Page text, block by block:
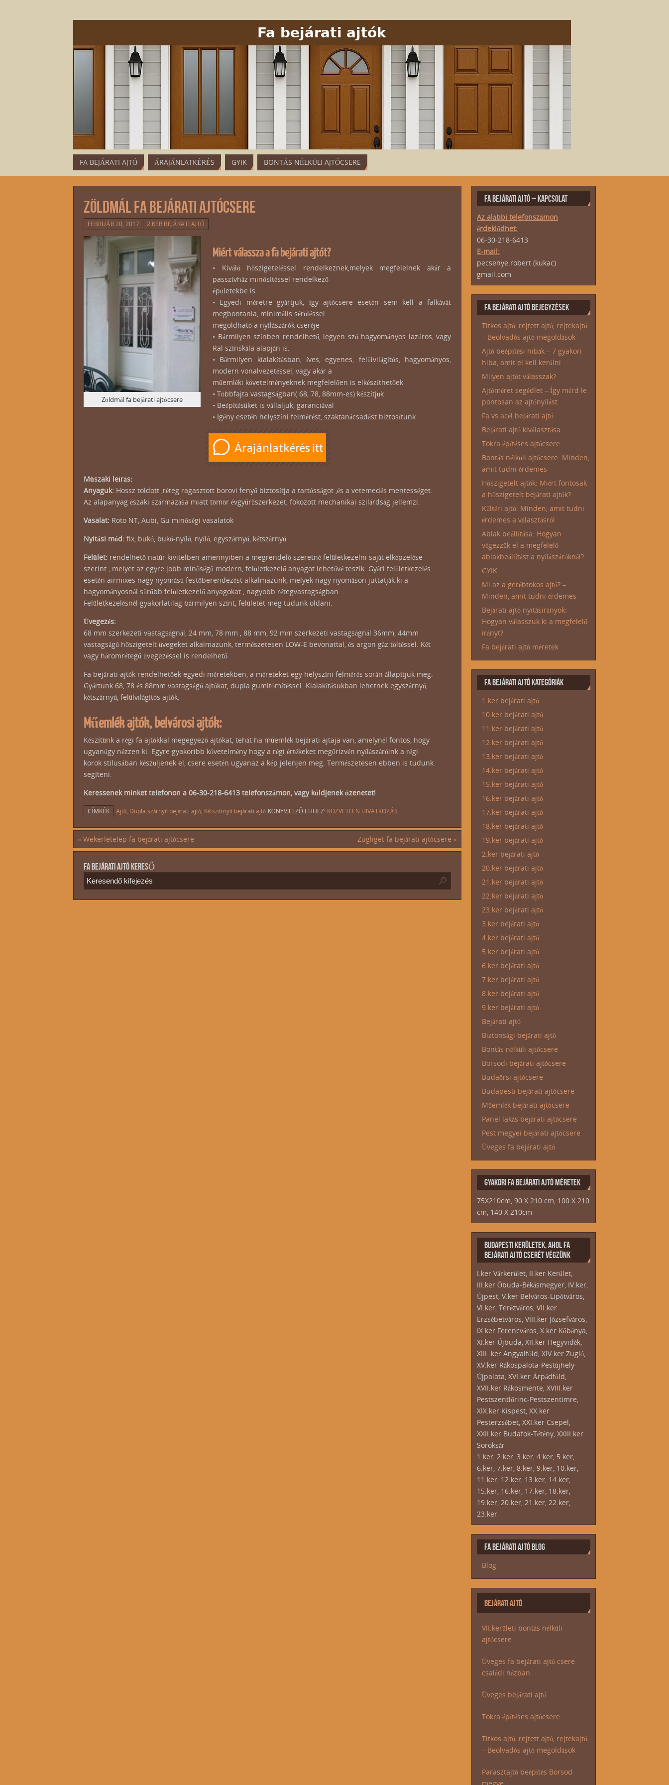
FA BEJÁRATI AJTÓ ÁRAJÁNLATKÉRÉS GYIK BONTÁS NÉLKÜLI AJTÓCSERE
Zöldmál fa bejárati ajtócsere
FEBRUÁR 20, 2017 2.KER BEJÁRATI AJTÓ
Zöldmál fa bejárati ajtócsere
Miért válassza a fa bejárati ajtót?
• Kiváló hőszigeteléssel rendelkeznek,melyek megfelelnek akár a
passzívház minősítéssel rendelkező
épületekbe is
• Egyedi méretre gyártjuk, így ajtócsere esetén sem kell a falkávát
megbontania, minimális sérüléssel
megoldható a nyílászárók cseréje
• Bármilyen színben rendelhető, legyen szó hagyományos lazúros, vagy
Ral színskála alapján is.
• Bármilyen kialakításban, íves, egyenes, felülvilágítós, hagyományos,
modern vonalvezetéssel, vagy akár a
műemléki követelményeknek megfelelően is elkészíthetőek
• Többfajta vastagságban( 68, 78, 88mm-es) készítjük
• Beépítésüket is vállaljuk, garanciával
• Igény esetén helyszíni felmérést, szaktanácsadást biztosítunk
Műszaki leírás:
Anyaguk: Hossz toldott ,réteg ragasztott borovi fenyő biztosítja a tartósságot ,és a vetemedés mentességet.
Az alapanyag északi származása miatt tömör évgyűrűszerkezet, fokozott mechanikai szilárdság jellemzi.
Vasalat: Roto NT, Aubi, Gu minőségi vasalatok
Nyitási mód: fix, bukó, bukó-nyíló, nyíló, egyszárnyú, kétszárnyú
Felület: rendelhető natúr kivitelben amennyiben a megrendelő szeretné felületkezelni saját elképzelése
szerint , melyet az egyre jobb minőségű modern, felületkezelő anyagot lehetővé teszik. Gyári felületkezelés
esetén airmixes nagy nyomású festőberendezést alkalmazunk, melyek nagy nyomáson juttatják ki a
hagyományosnál sűrűbb felületkezelő anyagokat , nagyobb rétegvastagságban.
Felületkezelésnél gyakorlatilag bármilyen színt, felületet meg tudunk oldani.
Üvegezés:
68 mm szerkezeti vastagságnál, 24 mm, 78 mm , 88 mm, 92 mm szerkezeti vastagságnál 36mm, 44mm
vastagságú hőszigetelt üvegeket alkalmazunk, természetesen LOW-E bevonattal, és argon gáz töltéssel. Két
vagy háromrétegű üvegezéssel is rendelhető
Fa bejárati ajtók rendelhetőek egyedi méretekben, a méreteket egy helyszíni felmérés során állapítjuk meg.
Gyártunk 68, 78 és 88mm vastagságú ajtókat, dupla gumitömítéssel. Kialakításukban lehetnek egyszárnyú,
kétszárnyú, felülvilágítós ajtók.
Műemlék ajtók, belvárosi ajtók:
Készítünk a régi fa ajtókkal megegyező ajtókat, tehát ha műemlék bejárati ajtaja van, amelynél fontos, hogy
ugyanúgy nézzen ki. Egyre gyakoribb követelmény hogy a régi értékeket megőrizvén nyílászáróink a régi
korok stílusában készüljenek el, csere esetén ugyanaz a kép jelenjen meg. Természetesen ebben is tudunk
segíteni.
Keressenek minket telefonon a 06-30-218-6413 telefonszámon, vagy küldjenek üzenetet!
CÍMKÉK Ajtó, Dupla szárnyú bejárati ajtó, Kétszárnyú bejárati ajtó.KÖNYVJELZŐ EHHEZ: KÖZVETLEN HIVATKOZÁS.
« Wekerletelep fa bejárati ajtócsere Zugliget fa bejárati ajtócsere »
FA BEJÁRATI AJTÓ KERESŐ
FA BEJÁRATI AJTÓ – KAPCSOLAT
Az alábbi telefonszámon
érdeklődhet:
06-30-218-6413
E-mail:
pecsenye.robert (kukac)
gmail.com
FA BEJÁRATI AJTÓ BEJEGYZÉSEK
Titkos ajtó, rejtett ajtó, rejtekajtó
– Beolvadós ajtó megoldások
Ajtó beépítési hibák – 7 gyakori
hiba, amit el kell kerülni
Milyen ajtót válasszak?
Ajtóméret segédlet – Így mérd le
pontosan az ajtónyílást
Fa vs acél bejárati ajtó
Bejárati ajtó kiválasztása
Tokra építéses ajtócsere
Bontás nélküli ajtócsere: Minden,
amit tudni érdemes
Hőszigetelt ajtók: Miért fontosak
a hőszigetelt bejárati ajtók?
Kültéri ajtó: Minden, amit tudni
érdemes a választásról
Ablak beállítása: Hogyan
végezzük el a megfelelő
ablakbeállítást a nyílászáróknál?
GYIK
Mi az a gerébtokos ajtó? –
Minden, amit tudni érdemes
Bejárati ajtó nyitásirányok:
Hogyan válasszuk ki a megfelelő
irányt?
Fa bejárati ajtó méretek
FA BEJÁRATI AJTÓ KATEGÓRIÁK
1.ker bejárati ajtó
10.ker bejárati ajtó
11.ker bejárati ajtó
12.ker bejárati ajtó
13.ker bejárati ajtó
14.ker bejárati ajtó
15.ker bejárati ajtó
16.ker bejárati ajtó
17.ker bejárati ajtó
18.ker bejárati ajtó
19.ker bejárati ajtó
2.ker bejárati ajtó
20.ker bejárati ajtó
21.ker bejárati ajtó
22.ker bejárati ajtó
23.ker bejárati ajtó
3.ker bejárati ajtó
4.ker bejárati ajtó
5.ker bejárati ajtó
6.ker bejárati ajtó
7.ker bejárati ajtó
8.ker bejárati ajtó
9.ker bejárati ajtó
Bejárati ajtó
Biztonsági bejárati ajtó
Bontás nélküli ajtócsere
Borsodi bejárati ajtócsere
Budaörsi ajtócsere
Budapesti bejárati ajtócsere
Műemlék bejárati ajtócsere
Panel lakás bejárati ajtócsere
Pest megyei bejárati ajtócsere
Üveges fa bejárati ajtó
GYAKORI FA BEJÁRATI AJTÓ MÉRETEK
75X210cm, 90 X 210 cm, 100 X 210
cm, 140 X 210cm
BUDAPESTI KERÜLETEK, AHOL FA
BEJÁRATI AJTÓ CSERÉT VÉGZÜNK
I.ker Várkerület, II.ker Kerület,
III.ker Óbuda-Békásmegyer, IV.ker,
Újpest, V.ker Belváros-Lipótváros,
VI.ker, Terézváros, VII.ker
Erzsébetváros, VIII.ker Józsefváros,
IX.ker Ferencváros, X.ker Kőbánya,
XI.ker Újbuda, XII.ker Hegyvidék,
XIII. ker Angyalföld, XIV.ker Zugló,
XV.ker Rákospalota-Pestújhely-
Újpalota, XVI.ker Árpádföld,
XVII.ker Rákosmente, XVIII.ker
Pestszentlőrinc-Pestszentimre,
XIX.ker Kispest, XX.ker
Pesterzsébet, XXI.ker Csepel,
XXII.ker Budafok-Tétény, XXIII.ker
Soroksár
1.ker, 2.ker, 3.ker, 4.ker, 5.ker,
6.ker, 7.ker, 8.ker, 9.ker, 10.ker,
11.ker, 12.ker, 13.ker, 14.ker,
15.ker, 16.ker, 17.ker, 18.ker,
19.ker, 20.ker, 21.ker, 22.ker,
23.ker
FA BEJÁRATI AJTÓ BLOG
Blog
BEJÁRATI AJTÓ
VII.kerületi bontás nélküli
ajtócsere
Üveges fa bejárati ajtó csere
családi házban
Üveges bejárati ajtó
Tokra építéses ajtócsere
Titkos ajtó, rejtett ajtó, rejtekajtó
– Beolvadós ajtó megoldások
Parasztajtó beépítés Borsod